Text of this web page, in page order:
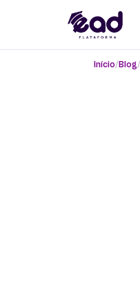
Início Blog